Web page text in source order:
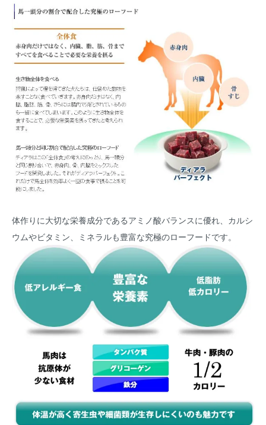
体作りに大切な栄養成分であるアミノ酸バランスに優れ、カルシ
ウムやビタミン、ミネラルも豊富な究極のローフードです。